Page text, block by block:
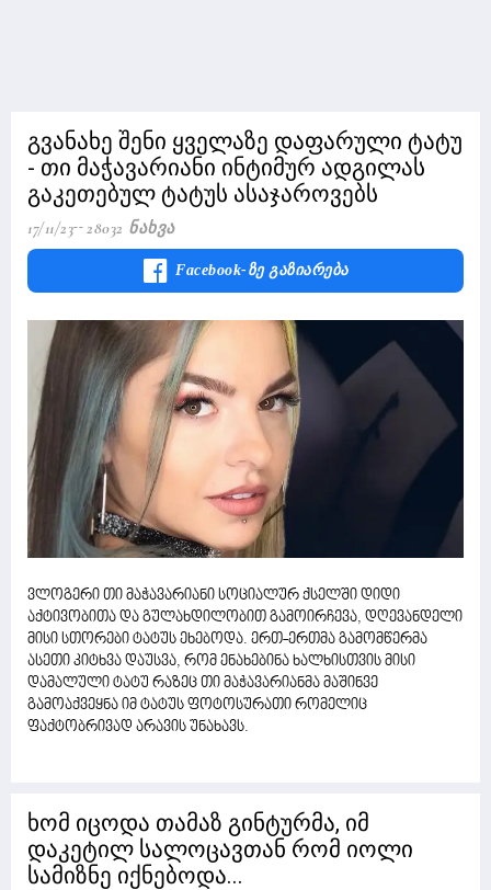
გვანახე შენი ყველაზე დაფარული ტატუ
- თი მაჭავარიანი ინტიმურ ადგილას
გაკეთებულ ტატუს ასაჯაროვებს
17/11/23 28032 Ნახვა
Facebook-Ზე Გაზიარება
ვლოგერი თი მაჭავარიანი სოციალურ ქსელში დიდი
აქტივობითა და გულახდილობით გამოირჩევა, დღევანდელი
მისი სთორები ტატუს ეხებოდა. ერთ-ერთმა გამომწერმა
ასეთი კიტხვა დაუსვა, რომ ენახებინა ხალხისთვის მისი
დამალული ტატუ რაზეც თი მაჭავარიანმა მაშინვე
გამოაქვეყნა იმ ტატუს ფოტოსურათი რომელიც
ფაქტობრივად არავის უნახავს.
ხომ იცოდა თამაზ გინტურმა, იმ
დაკეტილ სალოცავთან რომ იოლი
სამიზნე იქნებოდა...